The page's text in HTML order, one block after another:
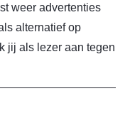
weer advertenties
alternatief op
jij als lezer aan tegen